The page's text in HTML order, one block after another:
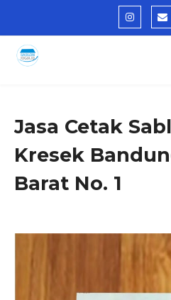
Jasa Cetak
Kresek
Barat No. 1